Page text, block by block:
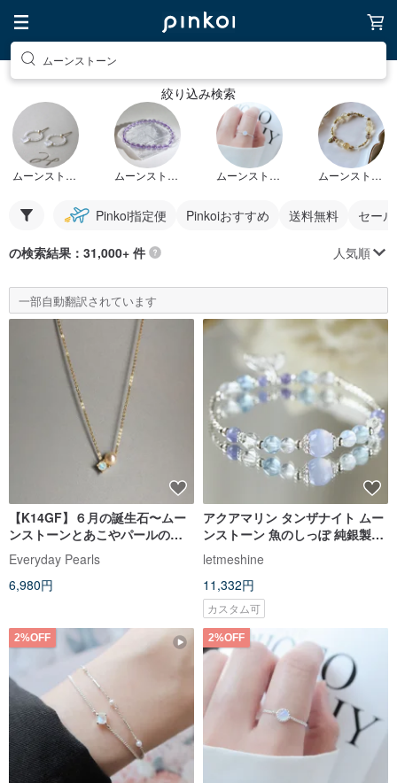
ムーンストーン
絞り込み検索
ムーンストーン ピアス ムーンストーン ネックレス ムーンストーン 指輪 ムーンストーン ブレスレット
Pinkoi指定便 Pinkoiおすすめ 送料無料 セー
の検索結果：31,000+ 件 人気順
一部自動翻訳されています
【K14GF】６月の誕生石〜ムー
ンストーンとあこやパールのス
ルーネックレス Moonstone
Everyday Pearls
6,980円
アクアマリン タンザナイト ムー
ンストーン 魚のしっぽ 純銀製ク
リスタルブレスレット。ブルー
ドリームアイランド ギフト
letmeshine
11,332円
カスタム可
2%OFF 2%OFF